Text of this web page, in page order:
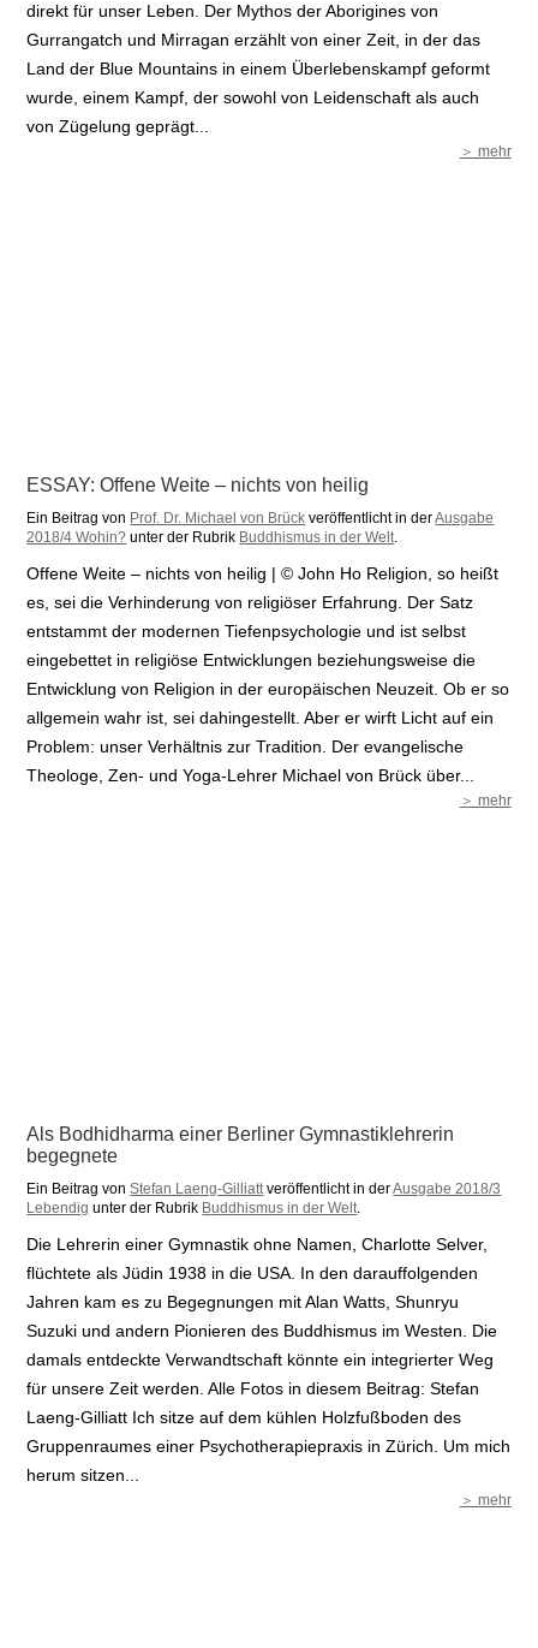
direkt für unser Leben. Der Mythos der Aborigines von
Gurrangatch und Mirragan erzählt von einer Zeit, in der das
Land der Blue Mountains in einem Überlebenskampf geformt
wurde, einem Kampf, der sowohl von Leidenschaft als auch
von Zügelung geprägt...
＞ mehr
ESSAY: Offene Weite – nichts von heilig
Ein Beitrag von Prof. Dr. Michael von Brück veröffentlicht in derAusgabe
2018/4 Wohin? unter der Rubrik Buddhismus in der Welt.
Offene Weite – nichts von heilig | © John Ho Religion, so heißt
es, sei die Verhinderung von religiöser Erfahrung. Der Satz
entstammt der modernen Tiefenpsychologie und ist selbst
eingebettet in religiöse Entwicklungen beziehungsweise die
Entwicklung von Religion in der europäischen Neuzeit. Ob er so
allgemein wahr ist, sei dahingestellt. Aber er wirft Licht auf ein
Problem: unser Verhältnis zur Tradition. Der evangelische
Theologe, Zen- und Yoga-Lehrer Michael von Brück über...
＞ mehr
Als Bodhidharma einer Berliner Gymnastiklehrerin
begegnete
Ein Beitrag vonStefan Laeng-Gilliattveröffentlicht in derAusgabe 2018/3
Lebendig unter der Rubrik Buddhismus in der Welt.
Die Lehrerin einer Gymnastik ohne Namen, Charlotte Selver,
flüchtete als Jüdin 1938 in die USA. In den darauffolgenden
Jahren kam es zu Begegnungen mit Alan Watts, Shunryu
Suzuki und andern Pionieren des Buddhismus im Westen. Die
damals entdeckte Verwandtschaft könnte ein integrierter Weg
für unsere Zeit werden. Alle Fotos in diesem Beitrag: Stefan
Laeng-Gilliatt Ich sitze auf dem kühlen Holzfußboden des
Gruppenraumes einer Psychotherapiepraxis in Zürich. Um mich
herum sitzen...
＞ mehr